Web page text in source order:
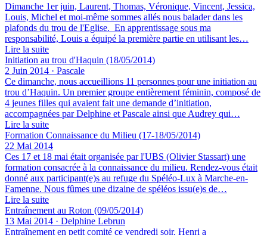
Dimanche 1er juin, Laurent, Thomas, Véronique, Vincent, Jessica,
Louis, Michel et moi-même sommes allés nous balader dans les
plafonds du trou de l'Eglise. En apprentissage sous ma
responsabilité, Louis a équipé la première partie en utilisant les…
Lire la suite
Initiation au trou d'Haquin (18/05/2014)
2 Juin 2014 · Pascale
Ce dimanche, nous accueillions 11 personnes pour une initiation au
trou d’Haquin. Un premier groupe entièrement féminin, composé de
4 jeunes filles qui avaient fait une demande d’initiation,
accompagnées par Delphine et Pascale ainsi que Audrey qui…
Lire la suite
Formation Connaissance du Milieu (17-18/05/2014)
22 Mai 2014
Ces 17 et 18 mai était organisée par l'UBS (Olivier Stassart) une
formation consacrée à la connaissance du milieu. Rendez-vous était
donné aux participant(e)s au refuge du Spéléo-Lux à Marche-en-
Famenne. Nous fûmes une dizaine de spéléos issu(e)s de…
Lire la suite
Entraînement au Roton (09/05/2014)
13 Mai 2014 · Delphine Lebrun
Entraînement en petit comité ce vendredi soir. Henri a